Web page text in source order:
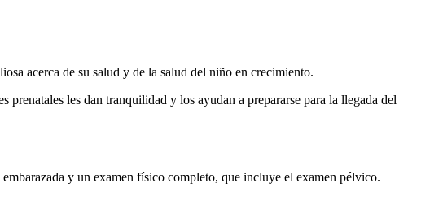
acerca de su salud y de la salud del niño en crecimiento.
les dan tranquilidad y los ayudan a prepararse para la llegada del
y un examen físico completo, que incluye el examen pélvico.